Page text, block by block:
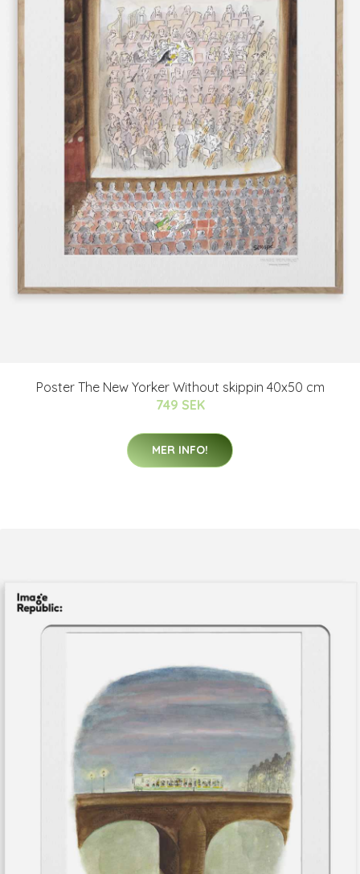
Poster The New Yorker Without skippin 40x50 cm
749 SEK
MER INFO!